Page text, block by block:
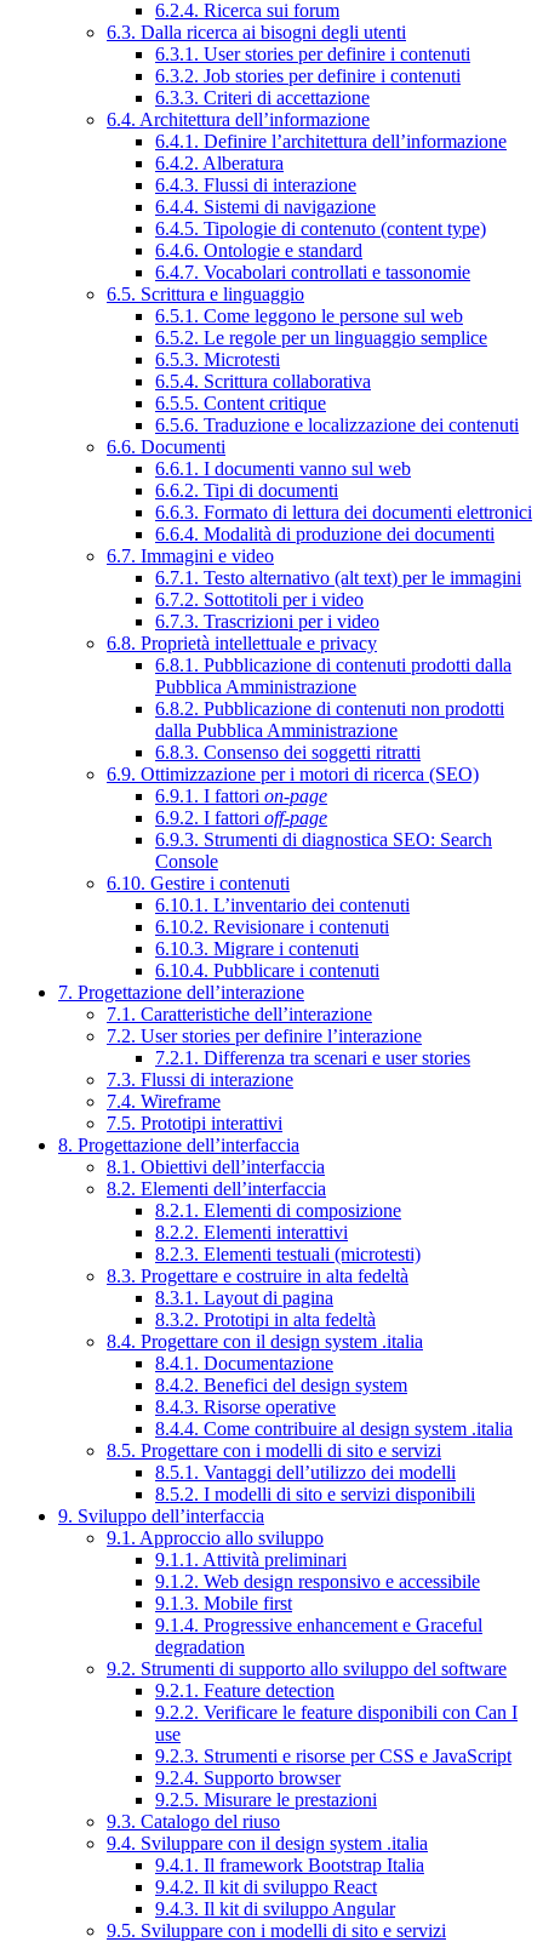
6.2.4. Ricerca sui forum
6.3. Dalla ricerca ai bisogni degli utenti
6.3.1. User stories per definire i contenuti
6.3.2. Job stories per definire i contenuti
6.3.3. Criteri di accettazione
6.4. Architettura dell’informazione
6.4.1. Definire l’architettura dell’informazione
6.4.2. Alberatura
6.4.3. Flussi di interazione
6.4.4. Sistemi di navigazione
6.4.5. Tipologie di contenuto (content type)
6.4.6. Ontologie e standard
6.4.7. Vocabolari controllati e tassonomie
6.5. Scrittura e linguaggio
6.5.1. Come leggono le persone sul web
6.5.2. Le regole per un linguaggio semplice
6.5.3. Microtesti
6.5.4. Scrittura collaborativa
6.5.5. Content critique
6.5.6. Traduzione e localizzazione dei contenuti
6.6. Documenti
6.6.1. I documenti vanno sul web
6.6.2. Tipi di documenti
6.6.3. Formato di lettura dei documenti elettronici
6.6.4. Modalità di produzione dei documenti
6.7. Immagini e video
6.7.1. Testo alternativo (alt text) per le immagini
6.7.2. Sottotitoli per i video
6.7.3. Trascrizioni per i video
6.8. Proprietà intellettuale e privacy
6.8.1. Pubblicazione di contenuti prodotti dalla
Pubblica Amministrazione
6.8.2. Pubblicazione di contenuti non prodotti
dalla Pubblica Amministrazione
6.8.3. Consenso dei soggetti ritratti
6.9. Ottimizzazione per i motori di ricerca (SEO)
6.9.1. I fattori on-page
6.9.2. I fattori off-page
6.9.3. Strumenti di diagnostica SEO: Search
Console
6.10. Gestire i contenuti
6.10.1. L’inventario dei contenuti
6.10.2. Revisionare i contenuti
6.10.3. Migrare i contenuti
6.10.4. Pubblicare i contenuti
7. Progettazione dell’interazione
7.1. Caratteristiche dell’interazione
7.2. User stories per definire l’interazione
7.2.1. Differenza tra scenari e user stories
7.3. Flussi di interazione
7.4. Wireframe
7.5. Prototipi interattivi
8. Progettazione dell’interfaccia
8.1. Obiettivi dell’interfaccia
8.2. Elementi dell’interfaccia
8.2.1. Elementi di composizione
8.2.2. Elementi interattivi
8.2.3. Elementi testuali (microtesti)
8.3. Progettare e costruire in alta fedeltà
8.3.1. Layout di pagina
8.3.2. Prototipi in alta fedeltà
8.4. Progettare con il design system .italia
8.4.1. Documentazione
8.4.2. Benefici del design system
8.4.3. Risorse operative
8.4.4. Come contribuire al design system .italia
8.5. Progettare con i modelli di sito e servizi
8.5.1. Vantaggi dell’utilizzo dei modelli
8.5.2. I modelli di sito e servizi disponibili
9. Sviluppo dell’interfaccia
9.1. Approccio allo sviluppo
9.1.1. Attività preliminari
9.1.2. Web design responsivo e accessibile
9.1.3. Mobile first
9.1.4. Progressive enhancement e Graceful
degradation
9.2. Strumenti di supporto allo sviluppo del software
9.2.1. Feature detection
9.2.2. Verificare le feature disponibili con Can I
use
9.2.3. Strumenti e risorse per CSS e JavaScript
9.2.4. Supporto browser
9.2.5. Misurare le prestazioni
9.3. Catalogo del riuso
9.4. Sviluppare con il design system .italia
9.4.1. Il framework Bootstrap Italia
9.4.2. Il kit di sviluppo React
9.4.3. Il kit di sviluppo Angular
9.5. Sviluppare con i modelli di sito e servizi